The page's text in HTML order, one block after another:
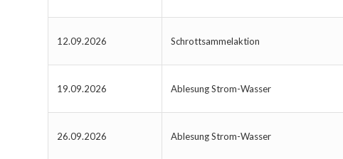
12.09.2026 Schrottsammelaktion
19.09.2026 Ablesung Strom-Wasser
26.09.2026 Ablesung Strom-Wasser